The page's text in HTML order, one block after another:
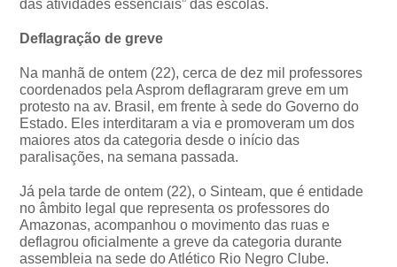
das atividades essenciais” das escolas.
Deflagração de greve
Na manhã de ontem (22), cerca de dez mil professores
coordenados pela Asprom deflagraram greve em um
protesto na av. Brasil, em frente à sede do Governo do
Estado. Eles interditaram a via e promoveram um dos
maiores atos da categoria desde o início das
paralisações, na semana passada.
Já pela tarde de ontem (22), o Sinteam, que é entidade
no âmbito legal que representa os professores do
Amazonas, acompanhou o movimento das ruas e
deflagrou oficialmente a greve da categoria durante
assembleia na sede do Atlético Rio Negro Clube.